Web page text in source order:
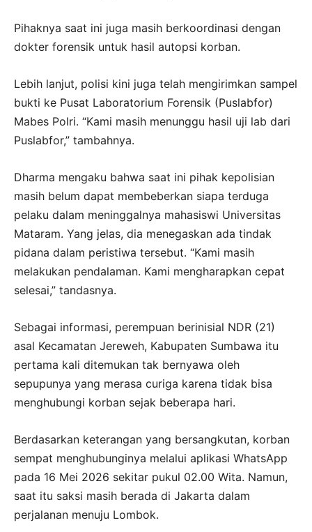
Pihaknya saat ini juga masih berkoordinasi dengan
dokter forensik untuk hasil autopsi korban.
Lebih lanjut, polisi kini juga telah mengirimkan sampel
bukti ke Pusat Laboratorium Forensik (Puslabfor)
Mabes Polri. “Kami masih menunggu hasil uji lab dari
Puslabfor,” tambahnya.
Dharma mengaku bahwa saat ini pihak kepolisian
masih belum dapat membeberkan siapa terduga
pelaku dalam meninggalnya mahasiswi Universitas
Mataram. Yang jelas, dia menegaskan ada tindak
pidana dalam peristiwa tersebut. “Kami masih
melakukan pendalaman. Kami mengharapkan cepat
selesai,” tandasnya.
Sebagai informasi, perempuan berinisial NDR (21)
asal Kecamatan Jereweh, Kabupaten Sumbawa itu
pertama kali ditemukan tak bernyawa oleh
sepupunya yang merasa curiga karena tidak bisa
menghubungi korban sejak beberapa hari.
Berdasarkan keterangan yang bersangkutan, korban
sempat menghubunginya melalui aplikasi WhatsApp
pada 16 Mei 2026 sekitar pukul 02.00 Wita. Namun,
saat itu saksi masih berada di Jakarta dalam
perjalanan menuju Lombok.